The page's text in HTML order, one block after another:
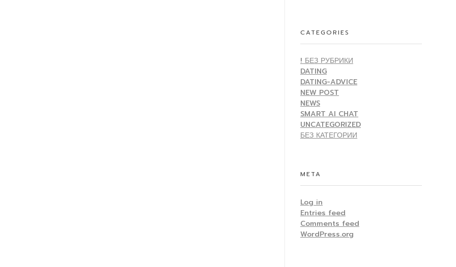
CATEGORIES
! БЕЗ РУБРИКИ
DATING
DATING-ADVICE
NEW POST
NEWS
SMART AI CHAT
UNCATEGORIZED
БЕЗ КАТЕГОРИИ
META
Log in
Entries feed
Comments feed
WordPress.org